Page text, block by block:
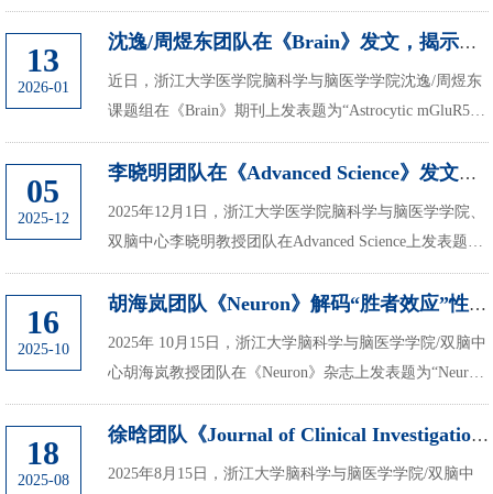
室孙丽/段树民团队在《Cell Reports》上在线发表题
为“Transthyretin-mediated regulation of neurop...
13
2026-01
沈逸/周煜东团队在《Brain》发文，揭示星形胶质细胞mGluR5参与阿尔茨海默病...
近日，浙江大学医学院脑科学与脑医学学院沈逸/周煜东
课题组在《Brain》期刊上发表题为“Astrocytic mGluR5-
dependent calcium hyperactivity promotes Aβ pathology and
cognitive impairment”的研究论...
05
2025-12
李晓明团队在《Advanced Science》发文，揭示吗啡诱发运动亢进的环路机制：...
2025年12月1日，浙江大学医学院脑科学与脑医学学院、
双脑中心李晓明教授团队在Advanced Science上发表题为
Delta Opioid Receptors within the Cortico-Thalamic
Circuitry Underlie Hyperactivity Induced...
16
2025-10
胡海岚团队《Neuron》解码“胜者效应”性别差异：雌性竞争行为展现独特模式
2025年 10月15日，浙江大学脑科学与脑医学学院/双脑中
心胡海岚教授团队在《Neuron》杂志上发表题为“Neural
mechanism of the sexually dimorphic winner effect in
mice”的研究论文。本研究延续了团队在...
18
2025-08
徐晗团队《Journal of Clinical Investigation》发文揭示慢性社交压力导致...
2025年8月15日，浙江大学脑科学与脑医学学院/双脑中